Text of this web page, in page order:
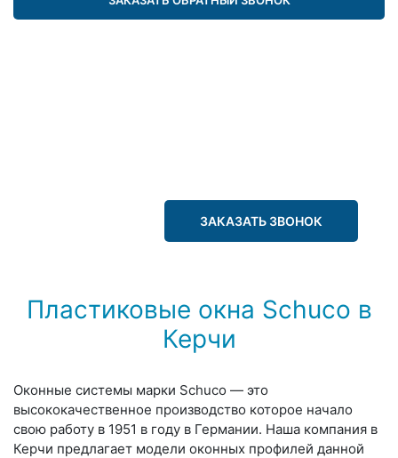
ЗАКАЗАТЬ ЗВОНОК
Пластиковые окна Schuco в
Керчи
Оконные системы марки Schuco — это
высококачественное производство которое начало
свою работу в 1951 в году в Германии. Наша компания в
Керчи предлагает модели оконных профилей данной